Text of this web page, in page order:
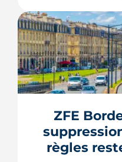
Entre la gare
ancien secteur
devient l'une des
chantier
voici où en est
train de se
LIRE
ZFE
règles